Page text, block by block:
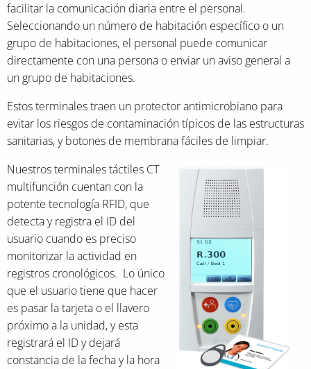
facilitar la comunicación diaria entre el personal.
Seleccionando un número de habitación específico o un
grupo de habitaciones, el personal puede comunicar
directamente con una persona o enviar un aviso general a
un grupo de habitaciones.
Estos terminales traen un protector antimicrobiano para
evitar los riesgos de contaminación típicos de las estructuras
sanitarias, y botones de membrana fáciles de limpiar.
Nuestros terminales táctiles CT
multifunción cuentan con la
potente tecnología RFID, que
detecta y registra el ID del
usuario cuando es preciso
monitorizar la actividad en
registros cronológicos. Lo único
que el usuario tiene que hacer
es pasar la tarjeta o el llavero
próximo a la unidad, y esta
registrará el ID y dejará
constancia de la fecha y la hora